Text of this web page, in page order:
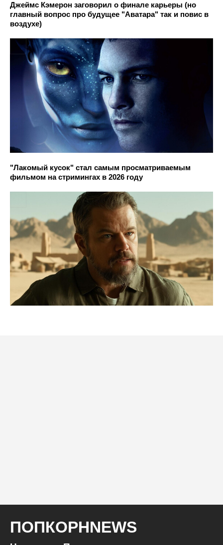
Джеймс Кэмерон заговорил о финале карьеры (но
главный вопрос про будущее "Аватара" так и повис в
воздухе)
"Лакомый кусок" стал самым просматриваемым
фильмом на стримингах в 2026 году
ПОПКОРНNEWS